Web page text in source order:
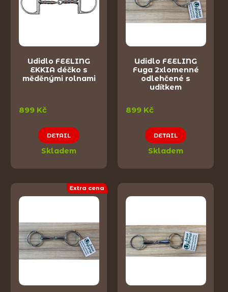
Udidlo FEELING
EKKIA déčko s
měděnými rolnami
899 Kč
DETAIL
Skladem
Udidlo FEELING
Fuga 2xlomenné
odlehčené s
udítkem
899 Kč
DETAIL
Skladem
Extra cena